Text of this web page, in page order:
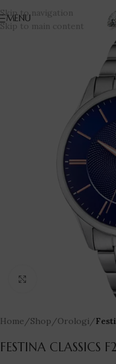
Skip to navigation
Skip to main content
MENU
Home Shop Orologi
FESTINA CLASSICS